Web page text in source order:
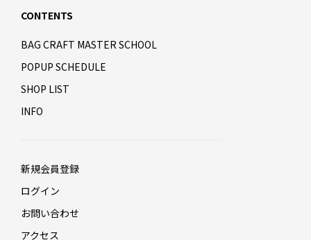
CONTENTS
BAG CRAFT MASTER SCHOOL
POPUP SCHEDULE
SHOP LIST
INFO
新規会員登録
ログイン
お問い合わせ
アクセス